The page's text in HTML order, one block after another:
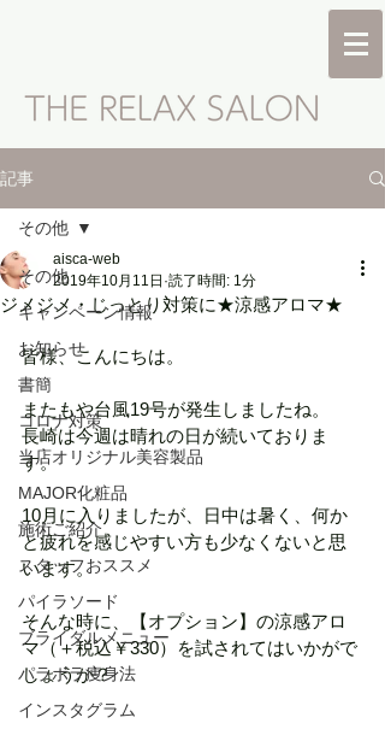
記事
その他
キャンペーン情報
お知らせ
書簡
コロナ対策
当店オリジナル美容製品
MAJOR化粧品
施術ご紹介
スタッフおススメ
パイラソード
ブライダルメニュー
パラボラ痩身法
インスタグラム
その他
ジメジメ・じっとり対策に★涼感アロマ★
aisca-web
2019年10月11日 読了時間: 1分
皆様、こんにちは。
またもや台風19号が発生しましたね。
長崎は今週は晴れの日が続いておりま
す。
10月に入りましたが、日中は暑く、何か
と疲れを感じやすい方も少なくないと思
います。
そんな時に、【オプション】の涼感アロ
マ（＋税込￥330）を試されてはいかがで
しょうか？